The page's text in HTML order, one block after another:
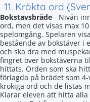
11. Krökta ord
Bokstavsbräde - Nivån
ord, men det visas max
spelomgång. Spelaren
bestående av bokstäver i
och ska dra med
fingret över bokstäverna
hittats. Orden som ska
förlagda på brädet som 4-
krokiga ord och de listas
Klarar eleven att hitta